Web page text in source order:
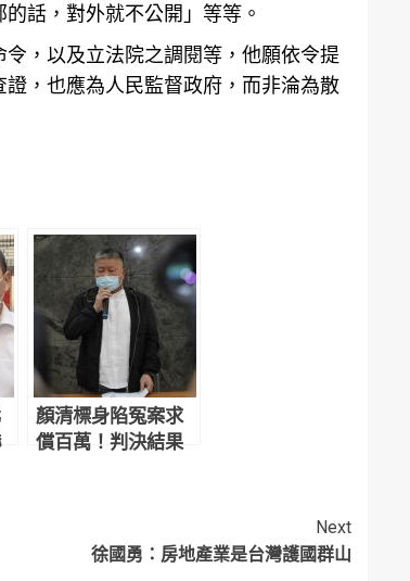
話，對外就不公開」等等。
，以及立法院之調閱等，他願依令提
，也應為人民監督政府，而非淪為散
顏清標身陷冤案求
償百萬！判決結果
Next
徐國勇：房地產業是台灣護國群山